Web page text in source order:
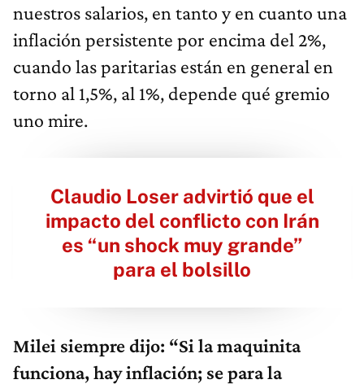
nuestros salarios, en tanto y en cuanto una
inflación persistente por encima del 2%,
cuando las paritarias están en general en
torno al 1,5%, al 1%, depende qué gremio
uno mire.
Claudio Loser advirtió que el
impacto del conflicto con Irán
es “un shock muy grande”
para el bolsillo
Milei siempre dijo: “Si la maquinita
funciona, hay inflación; se para la